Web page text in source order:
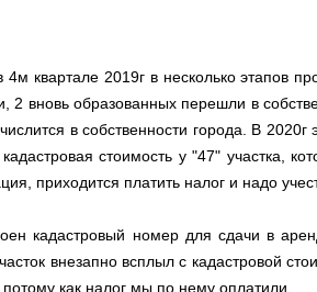
квартале 2019г в несколько этапов
2 вновь образованных перешли в
в собственности города. В
стоимость у "47" участка,
приходится платить налог и надо
кадастровый номер для сдачи в
внезапно всплыл с кадастровой
как налог мы по нему оплатили.